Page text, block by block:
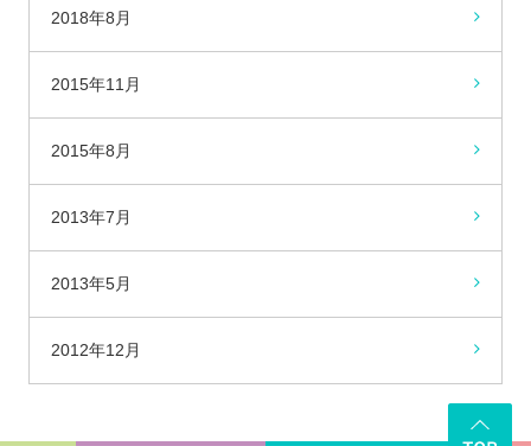
2018年8月
2015年11月
2015年8月
2013年7月
2013年5月
2012年12月